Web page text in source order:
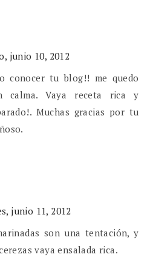
junio 10, 2012
conocer tu blog!! me quedo
calma. Vaya receta rica y
Muchas gracias por tu
junio 11, 2012
son una tentación, y
vaya ensalada rica.